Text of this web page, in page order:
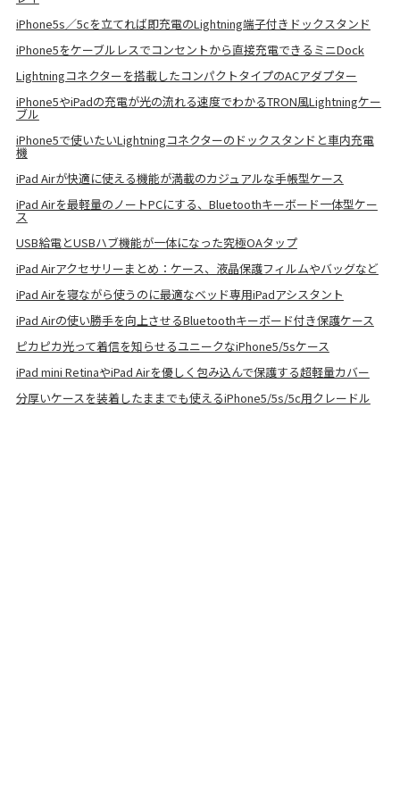
iPhone5s／5cを立てれば即充電のLightning端子付きドックスタンド
iPhone5をケーブルレスでコンセントから直接充電できるミニDock
Lightningコネクターを搭載したコンパクトタイプのACアダプター
iPhone5やiPadの充電が光の流れる速度でわかるTRON風Lightningケー
ブル
iPhone5で使いたいLightningコネクターのドックスタンドと車内充電
機
iPad Airが快適に使える機能が満載のカジュアルな手帳型ケース
iPad Airを最軽量のノートPCにする、Bluetoothキーボード一体型ケー
ス
USB給電とUSBハブ機能が一体になった究極OAタップ
iPad Airアクセサリーまとめ：ケース、液晶保護フィルムやバッグなど
iPad Airを寝ながら使うのに最適なベッド専用iPadアシスタント
iPad Airの使い勝手を向上させるBluetoothキーボード付き保護ケース
ピカピカ光って着信を知らせるユニークなiPhone5/5sケース
iPad mini RetinaやiPad Airを優しく包み込んで保護する超軽量カバー
分厚いケースを装着したままでも使えるiPhone5/5s/5c用クレードル